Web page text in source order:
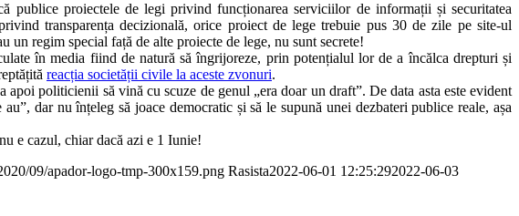
proiectele de legi privind funcționarea serviciilor de informații și securitatea
transparența decizională, orice proiect de lege trebuie pus 30 de zile pe site-ul
regim special față de alte proiecte de lege, nu sunt secrete!
în media fiind de natură să îngrijoreze, prin potențialul lor de a încălca drepturi și
reacția societății civile la aceste zvonuri.
politicienii să vină cu scuze de genul „era doar un draft”. De data asta este evident
dar nu înțeleg să joace democratic și să le supună unei dezbateri publice reale, așa
e cazul, chiar dacă azi e 1 Iunie!
09/apador-logo-tmp-300x159.png Rasista2022-06-01 12:25:292022-06-03